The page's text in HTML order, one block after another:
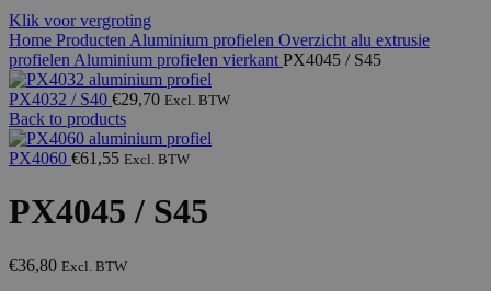
Klik voor vergroting
Home Producten Aluminium profielen Overzicht alu extrusie
profielen Aluminium profielen vierkant PX4045 / S45
PX4032 / S40 €29,70 Excl. BTW
Back to products
PX4060 €61,55 Excl. BTW
PX4045 / S45
€36,80 Excl. BTW